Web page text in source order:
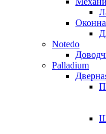
Notedo
Palladium